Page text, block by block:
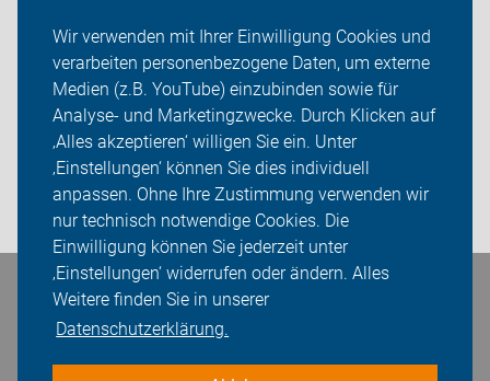
Wir verwenden mit Ihrer Einwilligung Cookies und
verarbeiten personenbezogene Daten, um externe
Medien (z.B. YouTube) einzubinden sowie für
Analyse- und Marketingzwecke. Durch Klicken auf
‚Alles akzeptieren‘ willigen Sie ein. Unter
‚Einstellungen‘ können Sie dies individuell
anpassen. Ohne Ihre Zustimmung verwenden wir
nur technisch notwendige Cookies. Die
Einwilligung können Sie jederzeit unter
‚Einstellungen‘ widerrufen oder ändern. Alles
Weitere finden Sie in unserer
Datenschutzerklärung.
Themen
Wir in Remscheid
Sei dabei
Login
Bleiben Sie in Kontakt